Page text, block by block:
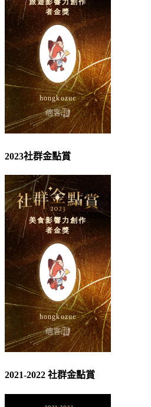
2023社群金點賞
2021-2022 社群金點賞